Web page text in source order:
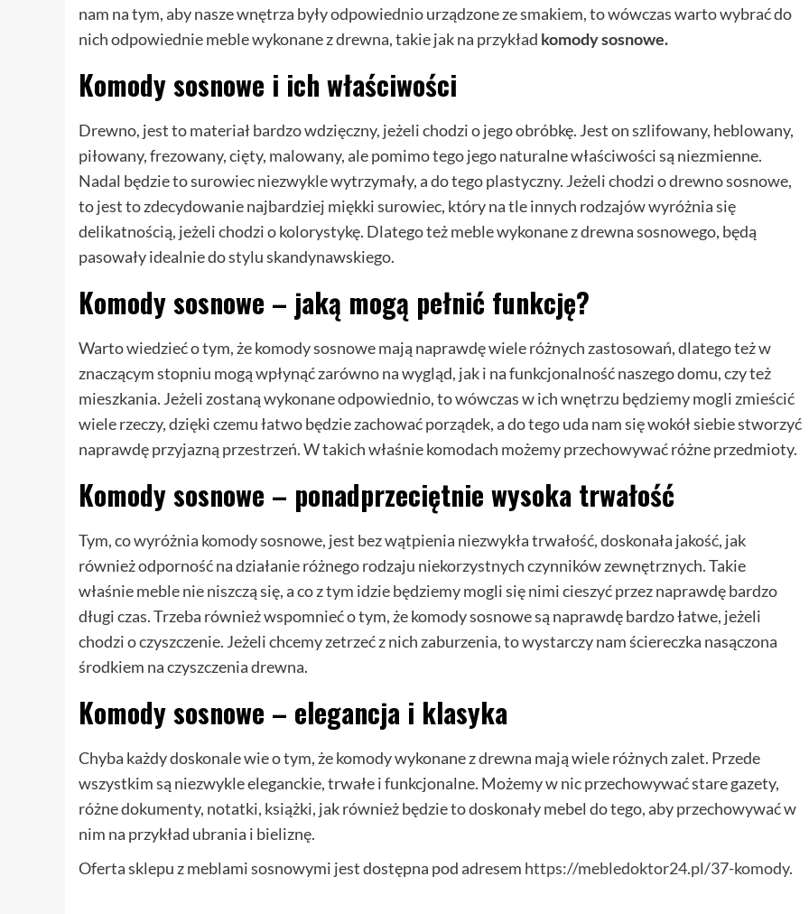
nam na tym, aby nasze wnętrza były odpowiednio urządzone ze smakiem, to wówczas warto wybrać do
nich odpowiednie meble wykonane z drewna, takie jak na przykład komody sosnowe.
Komody sosnowe i ich właściwości
Drewno, jest to materiał bardzo wdzięczny, jeżeli chodzi o jego obróbkę. Jest on szlifowany, heblowany,
piłowany, frezowany, cięty, malowany, ale pomimo tego jego naturalne właściwości są niezmienne.
Nadal będzie to surowiec niezwykle wytrzymały, a do tego plastyczny. Jeżeli chodzi o drewno sosnowe,
to jest to zdecydowanie najbardziej miękki surowiec, który na tle innych rodzajów wyróżnia się
delikatnością, jeżeli chodzi o kolorystykę. Dlatego też meble wykonane z drewna sosnowego, będą
pasowały idealnie do stylu skandynawskiego.
Komody sosnowe – jaką mogą pełnić funkcję?
Warto wiedzieć o tym, że komody sosnowe mają naprawdę wiele różnych zastosowań, dlatego też w
znaczącym stopniu mogą wpłynąć zarówno na wygląd, jak i na funkcjonalność naszego domu, czy też
mieszkania. Jeżeli zostaną wykonane odpowiednio, to wówczas w ich wnętrzu będziemy mogli zmieścić
wiele rzeczy, dzięki czemu łatwo będzie zachować porządek, a do tego uda nam się wokół siebie stworzyć
naprawdę przyjazną przestrzeń. W takich właśnie komodach możemy przechowywać różne przedmioty.
Komody sosnowe – ponadprzeciętnie wysoka trwałość
Tym, co wyróżnia komody sosnowe, jest bez wątpienia niezwykła trwałość, doskonała jakość, jak
również odporność na działanie różnego rodzaju niekorzystnych czynników zewnętrznych. Takie
właśnie meble nie niszczą się, a co z tym idzie będziemy mogli się nimi cieszyć przez naprawdę bardzo
długi czas. Trzeba również wspomnieć o tym, że komody sosnowe są naprawdę bardzo łatwe, jeżeli
chodzi o czyszczenie. Jeżeli chcemy zetrzeć z nich zaburzenia, to wystarczy nam ściereczka nasączona
środkiem na czyszczenia drewna.
Komody sosnowe – elegancja i klasyka
Chyba każdy doskonale wie o tym, że komody wykonane z drewna mają wiele różnych zalet. Przede
wszystkim są niezwykle eleganckie, trwałe i funkcjonalne. Możemy w nic przechowywać stare gazety,
różne dokumenty, notatki, książki, jak również będzie to doskonały mebel do tego, aby przechowywać w
nim na przykład ubrania i bieliznę.
Oferta sklepu z meblami sosnowymi jest dostępna pod adresem https://mebledoktor24.pl/37-komody.